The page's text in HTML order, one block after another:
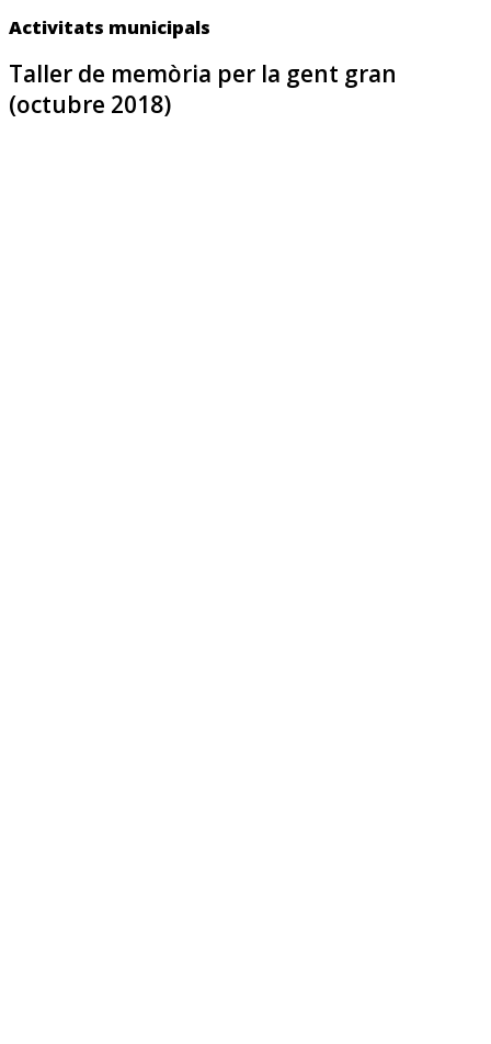
Activitats municipals
Taller de memòria per la gent gran
(octubre 2018)